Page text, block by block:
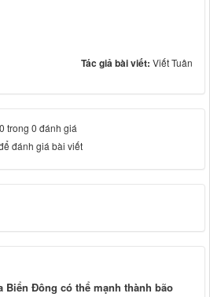
Tác giả bài viết: Viết Tuân
trong 0 đánh giá
đánh giá bài viết
Đông có thể mạnh thành bão